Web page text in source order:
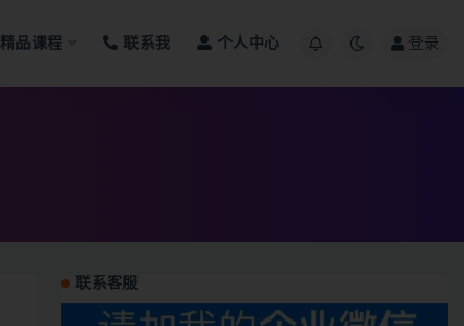
精品课程 联系我 个人中心 登录
联系客服